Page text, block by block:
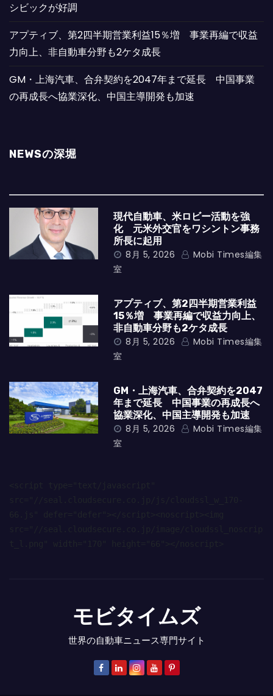
シビックが好調
アプティブ、第2四半期営業利益15％増 事業再編で収益
力向上、非自動車分野も2ケタ成長
GM・上海汽車、合弁契約を2047年まで延長 中国事業
の再成長へ協業深化、中国主導開発も加速
NEWSの深堀
現代自動車、米ロビー活動を強
化 元米外交官をワシントン事務
所長に起用
8月 5, 2026
Mobi Times編集
室
アプティブ、第2四半期営業利益
15％増 事業再編で収益力向上、
非自動車分野も2ケタ成長
8月 5, 2026
Mobi Times編集
室
GM・上海汽車、合弁契約を2047
年まで延長 中国事業の再成長へ
協業深化、中国主導開発も加速
8月 5, 2026
Mobi Times編集
室
モビタイムズ
世界の自動車ニュース専門サイト